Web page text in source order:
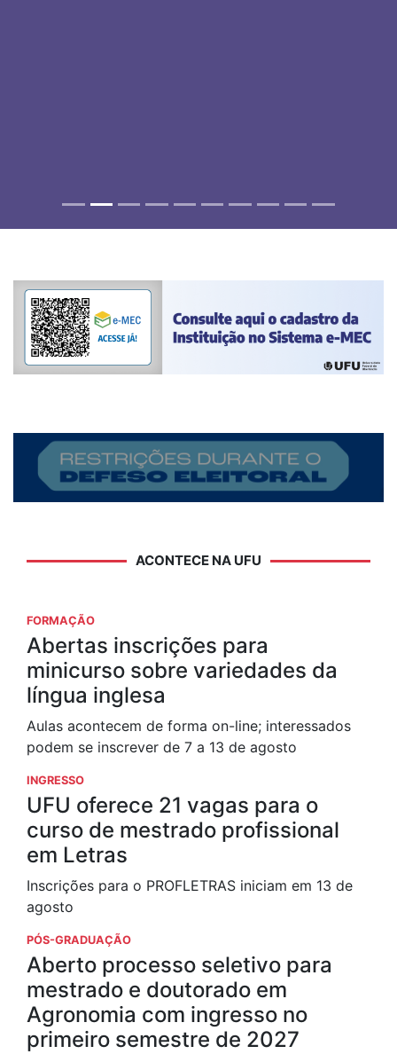
ACONTECE NA UFU
FORMAÇÃO
Abertas inscrições para
minicurso sobre variedades da
língua inglesa
Aulas acontecem de forma on-line; interessados
podem se inscrever de 7 a 13 de agosto
INGRESSO
UFU oferece 21 vagas para o
curso de mestrado profissional
em Letras
Inscrições para o PROFLETRAS iniciam em 13 de
agosto
PÓS-GRADUAÇÃO
Aberto processo seletivo para
mestrado e doutorado em
Agronomia com ingresso no
primeiro semestre de 2027